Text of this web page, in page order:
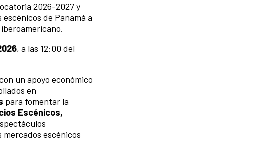
2026-2027 y
de Panamá a
, a las 12:00 del
un apoyo económico
en
para fomentar la
Escénicos,
escénicos